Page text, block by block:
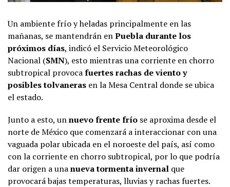
Un ambiente frío y heladas principalmente en las
mañanas, se mantendrán enPuebla durante los
próximos días, indicó el Servicio Meteorológico
Nacional (SMN), esto mientras una corriente en chorro
subtropical provocafuertes rachas de viento y
posibles tolvaneras en la Mesa Central donde se ubica
el estado.
Junto a esto, unnuevo frente frío se aproxima desde el
norte de México que comenzará a interaccionar con una
vaguada polar ubicada en el noroeste del país, así como
con la corriente en chorro subtropical, por lo que podría
dar origen a unanueva tormenta invernal que
provocará bajas temperaturas, lluvias y rachas fuertes.